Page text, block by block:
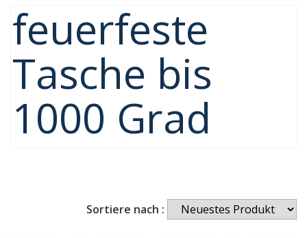
feuerfeste
Tasche bis
1000 Grad
Sortiere nach :